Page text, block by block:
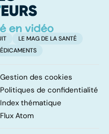
LE MAG DE LA SANTÉ
Gestion des cookies
Politiques de confidentialité
Index thématique
Flux Atom